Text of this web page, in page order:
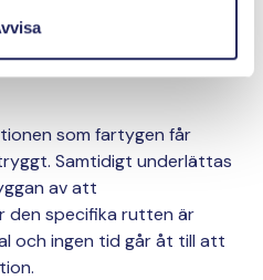
för att missförstånd
och sjötrafikledningen
som fartygen får
Samtidigt underlättas
av att
den specifika rutten är
och ingen tid går åt till att